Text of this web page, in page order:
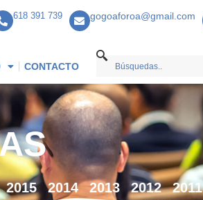
618 391 739 gogoaforoa@gmail.com
CONTACTO
2015 2014 2013 2012 2011